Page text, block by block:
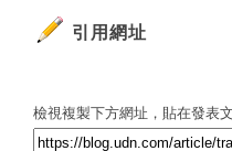
引用網址
檢視複製下方網址，貼在發表